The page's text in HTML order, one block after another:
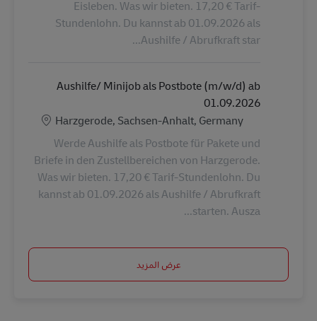
Eisleben. Was wir bieten. 17,20 € Tarif-
Stundenlohn. Du kannst ab 01.09.2026 als
Aushilfe / Abrufkraft star...
Aushilfe/ Minijob als Postbote (m/w/d) ab
01.09.2026
الموقع
Harzgerode, Sachsen-Anhalt, Germany
Werde Aushilfe als Postbote für Pakete und
Briefe in den Zustellbereichen von Harzgerode.
Was wir bieten. 17,20 € Tarif-Stundenlohn. Du
kannst ab 01.09.2026 als Aushilfe / Abrufkraft
starten. Ausza...
عرض المزيد